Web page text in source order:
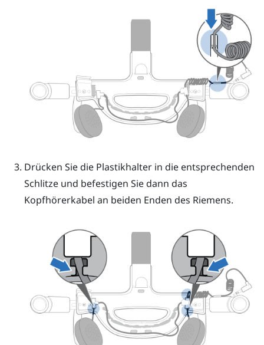
Drücken Sie die Plastikhalter in die entsprechenden
Schlitze und befestigen Sie dann das
Kopfhörerkabel an beiden Enden des Riemens.